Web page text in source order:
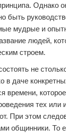
Однако
быть
мудрые и
людей,
строем.
не
в даче
времени,
тех или
При этом
общинники. То